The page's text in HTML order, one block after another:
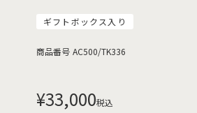
ギフトボックス入り
商品番号 AC500/TK336
¥33,000税込